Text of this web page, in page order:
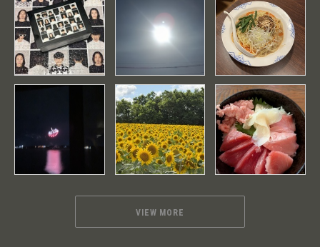
VIEW MORE